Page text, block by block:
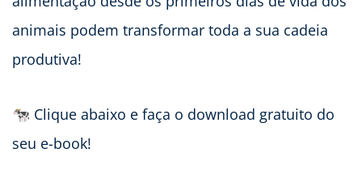
animais podem transformar toda a sua cadeia
produtiva!
🐄 Clique abaixo e faça o download gratuito do
seu e-book!